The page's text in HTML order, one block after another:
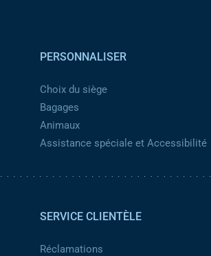
PERSONNALISER
Choix du siège
Bagages
Animaux
Assistance spéciale et Accessibilité
SERVICE CLIENTÈLE
Réclamations